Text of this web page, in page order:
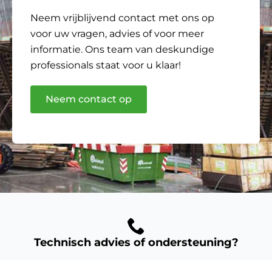
Neem vrijblijvend contact met ons op
voor uw vragen, advies of voor meer
informatie. Ons team van deskundige
professionals staat voor u klaar!
Neem contact op
Technisch advies of ondersteuning?